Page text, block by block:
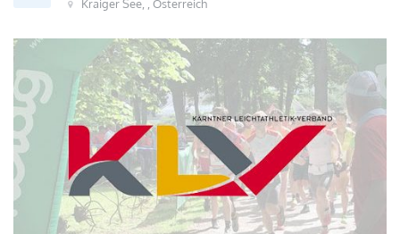
Kraiger See, , Österreich